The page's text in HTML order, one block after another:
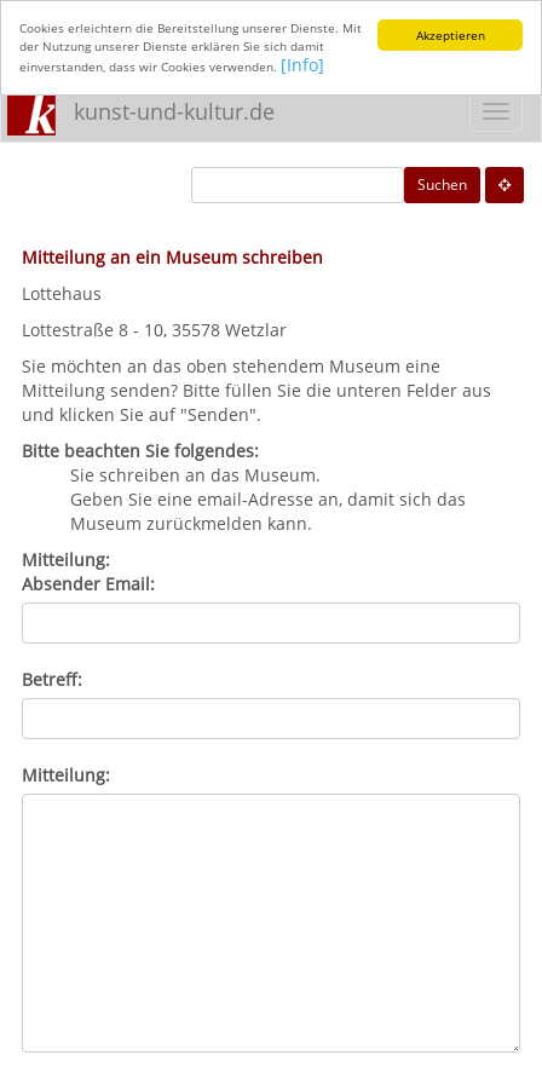
Akzeptieren
Cookies erleichtern die Bereitstellung unserer Dienste. Mit
der Nutzung unserer Dienste erklären Sie sich damit
einverstanden, dass wir Cookies verwenden. [Info]
kunst-und-kultur.de
Suchen
Mitteilung an ein Museum schreiben
Lottehaus
Lottestraße 8 - 10, 35578 Wetzlar
Sie möchten an das oben stehendem Museum eine
Mitteilung senden? Bitte füllen Sie die unteren Felder aus
und klicken Sie auf "Senden".
Bitte beachten Sie folgendes:
Sie schreiben an das Museum.
Geben Sie eine email-Adresse an, damit sich das
Museum zurückmelden kann.
Mitteilung:
Absender Email:
Betreff:
Mitteilung: